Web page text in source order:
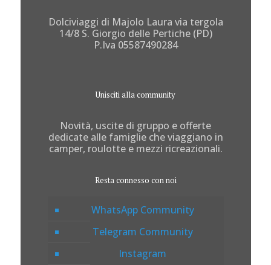
Dolciviaggi di Majolo Laura via tergola
14/8 S. Giorgio delle Pertiche (PD)
P.Iva 05587490284
Unisciti alla community
Novità, uscite di gruppo e offerte
dedicate alle famiglie che viaggiano in
camper, roulotte e mezzi ricreazionali.
Resta connesso con noi
WhatsApp Community
Telegram Community
Instagram